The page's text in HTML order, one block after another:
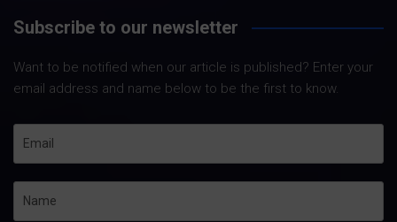
Subscribe to our newsletter
Want to be notified when our article is published? Enter your
email address and name below to be the first to know.